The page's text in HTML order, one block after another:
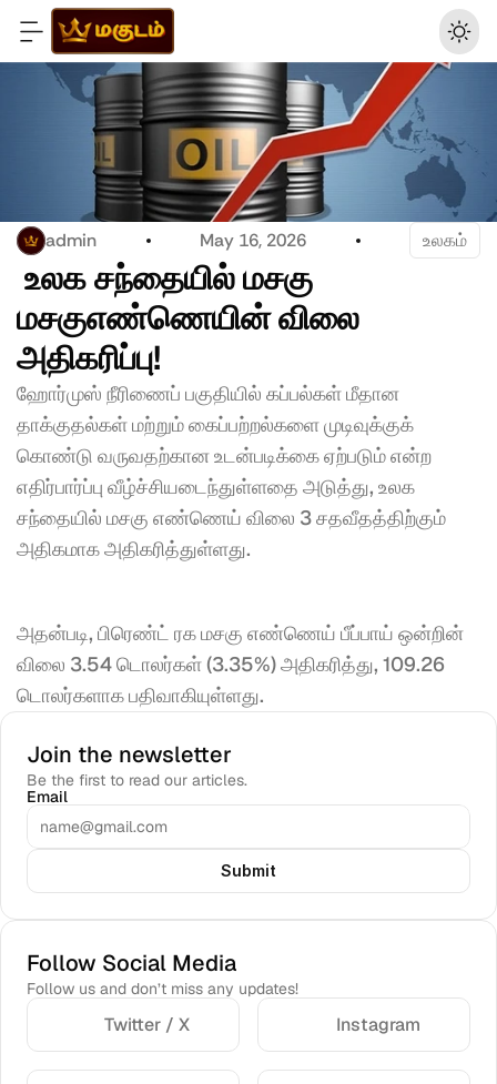
admin May 16, 2026 உலகம்
மசகுஎண்ணெயின் விலை
அதிகரிப்பு!
ஹோர்முஸ் நீரிணைப் பகுதியில் கப்பல்கள் மீதான
தாக்குதல்கள் மற்றும் கைப்பற்றல்களை முடிவுக்குக்
கொண்டு வருவதற்கான உடன்படிக்கை ஏற்படும் என்ற
எதிர்பார்ப்பு வீழ்ச்சியடைந்துள்ளதை அடுத்து, உலக
சந்தையில் மசகு எண்ணெய் விலை 3 சதவீதத்திற்கும்
அதிகமாக அதிகரித்துள்ளது.
அதன்படி, பிரெண்ட் ரக மசகு எண்ணெய் பீப்பாய் ஒன்றின்
விலை 3.54 டொலர்கள் (3.35%) அதிகரித்து, 109.26
டொலர்களாக பதிவாகியுள்ளது.
Join the newsletter
Be the first to read our articles.
Email
Submit
Follow Social Media
Follow us and don’t miss any updates!
Twitter / X Instagram